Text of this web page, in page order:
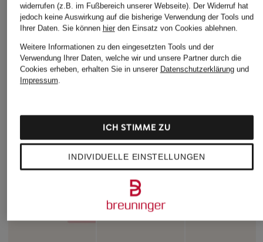
widerrufen (z.B. im Fußbereich unserer Webseite). Der Widerruf hat
jedoch keine Auswirkung auf die bisherige Verwendung der Tools und
Ihrer Daten. Sie können hierden Einsatz von Cookies ablehnen.
Weitere Informationen zu den eingesetzten Tools und der
Verwendung Ihrer Daten, welche wir und unsere Partner durch die
Cookies erheben, erhalten Sie in unserer Datenschutzerklärungund
Impressum.
INDIVIDUELLE EINSTELLUNGEN
ICH STIMME ZU